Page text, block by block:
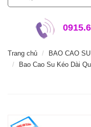
Trang chủ BAO CAO SU
Bao Cao Su Kéo Dài